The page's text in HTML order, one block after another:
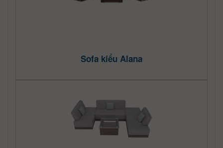
Sofa kiểu Alana